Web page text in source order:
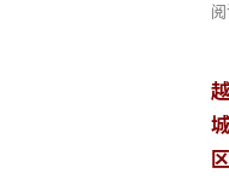
越
城
区